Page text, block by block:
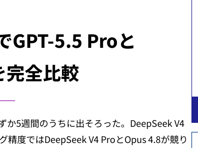
GPT-5.5 Proと
全比較
か5週間のうちに出そろった。DeepSeek V4
精度ではDeepSeek V4 ProとOpus 4.8が競り